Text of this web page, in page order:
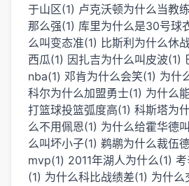
于山区(1) 卢克沃顿为什么当教
那么强(1) 库里为什么是30号球
么叫变态准(1) 比斯利为什么休
西瓜(1) 因扎吉为什么叫皮波(1)
nba(1) 邓肯为什么会笑(1) 为什
科尔为什么加盟勇士(1) 为什么
打篮球投篮弧度高(1) 科斯塔为
么不用佩恩(1) 为什么给霍华德
么叫坏小子(1) 鹈鹕为什么裁伍
mvp(1) 2011年湖人为什么(1)
(1) 为什么科比战绩差(1) 为什么